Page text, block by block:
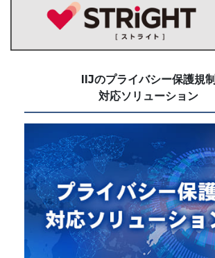
IIJのプライバシー保護規制
対応ソリューション